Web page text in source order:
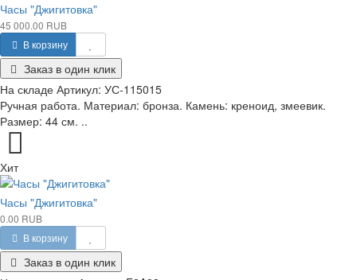
Часы "Джигитовка"
45 000.00 RUB
В корзину
Заказ в один клик
На складе Артикул: УС-115015
Ручная работа. Материал: бронза. Камень: креноид, змеевик.
Размер: 44 см. ..
Хит
Часы "Джигитовка"
0.00 RUB
В корзину
Заказ в один клик